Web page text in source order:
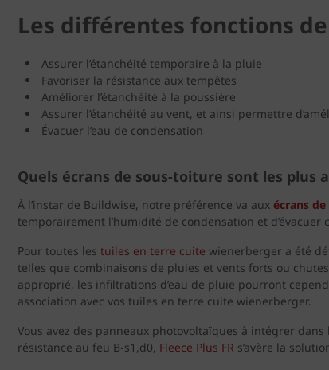
Les différentes fonctions
Assurer l’étanchéité temporaire à la pluie
Favoriser la résistance aux tempêtes
Améliorer l’étanchéité à la poussière
Assurer l’étanchéité au vent, et ainsi permettre
Évacuer l’eau de condensation
Quels écrans de sous-toiture sont les plus
À l’instar de Buildwise, notre préférence va aux écrans
temporairement l’humidité de condensation et d’évacuer
Pour toutes les tuiles en terre cuite wienerberger a été
telles que combinaisons de pluies et vents forts ou
approprié, les infiltrations d’eau de pluie pourront
association avec vos tuiles en terre cuite wienerberger.
Vous avez des panneaux photovoltaïques à intégrer
résistance au feu B-s1,d0, Fleece Plus FR s’avère la